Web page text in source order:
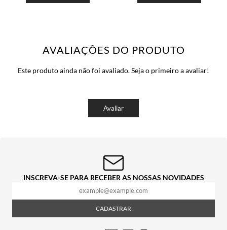
AVALIAÇÕES DO PRODUTO
Este produto ainda não foi avaliado. Seja o primeiro a avaliar!
Avaliar
INSCREVA-SE PARA RECEBER AS NOSSAS NOVIDADES
CADASTRAR